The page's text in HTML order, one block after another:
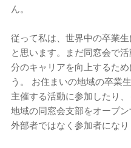
ん。
従って私は、世界中の卒業
と思います。まだ同窓会で
分のキャリアを向上するた
う。 お住まいの地域の卒業
主催する活動に参加したり
地域の同窓会支部をオープ
外部者ではなく参加者になり